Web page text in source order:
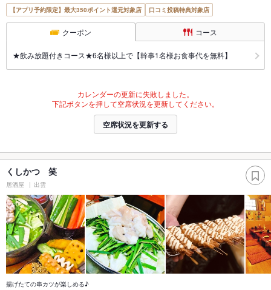
【アプリ予約限定】最大350ポイント還元対象店 口コミ投稿特典対象店
クーポン コース
★飲み放題付きコース★6名様以上で【幹事1名様お食事代を無料】
カレンダーの更新に失敗しました。
下記ボタンを押して空席状況を更新してください。
空席状況を更新する
くしかつ 笑
居酒屋 出雲
揚げたての串カツが楽しめる♪